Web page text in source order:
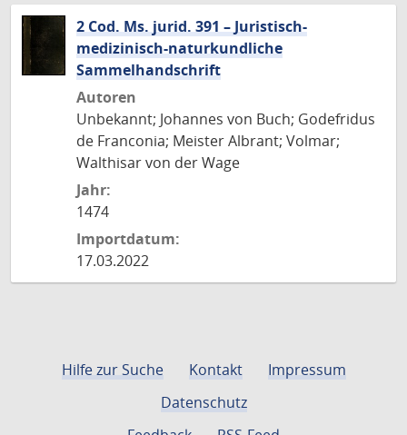
2 Cod. Ms. jurid. 391 – Juristisch-
medizinisch-naturkundliche
Sammelhandschrift
Autoren
Unbekannt; Johannes von Buch; Godefridus
de Franconia; Meister Albrant; Volmar;
Walthisar von der Wage
Jahr:
1474
Importdatum:
17.03.2022
Hilfe zur Suche Kontakt
Impressum
Datenschutz